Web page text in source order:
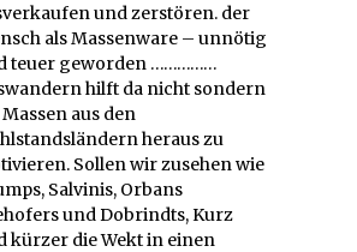
und zerstören. der
als Massenware – unnötig
teuer geworden ……………
hilft da nicht sondern
aus den
heraus zu
Sollen wir zusehen wie
Salvinis, Orbans
und Dobrindts, Kurz
kürzer die Wekt in einen